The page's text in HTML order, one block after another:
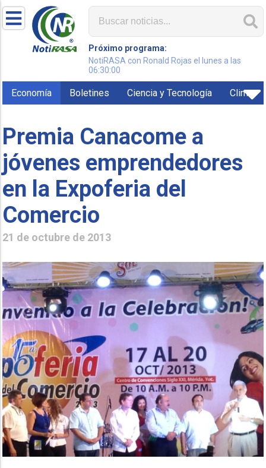
Próximo programa:
NotiRASA con Ronald Rojas el lunes a las
06:30:00
Economía Boletines Ciencia y Tecnología Clima
Premia Canacome a
jóvenes emprendedores
en la Expoferia del
Comercio
21 de octubre de 2013